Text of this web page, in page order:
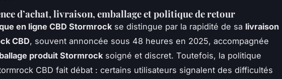
d’achat, livraison, emballage et politique de retour
en ligne CBD Stormrock se distingue par la rapidité de sa livraison
CBD, souvent annoncée sous 48 heures en 2025, accompagnée
produit Stormrock soigné et discret. Toutefois, la politique
CBD fait débat : certains utilisateurs signalent des difficultés